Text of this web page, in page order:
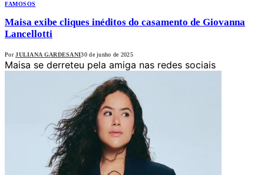
FAMOSOS
Maisa exibe cliques inéditos do casamento de Giovanna
Lancellotti
Por JULIANA GARDESANI30 de junho de 2025
Maisa se derreteu pela amiga nas redes sociais